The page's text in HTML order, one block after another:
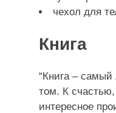
чехол для
Книга
“Книга –
том. К счастью,
интересное